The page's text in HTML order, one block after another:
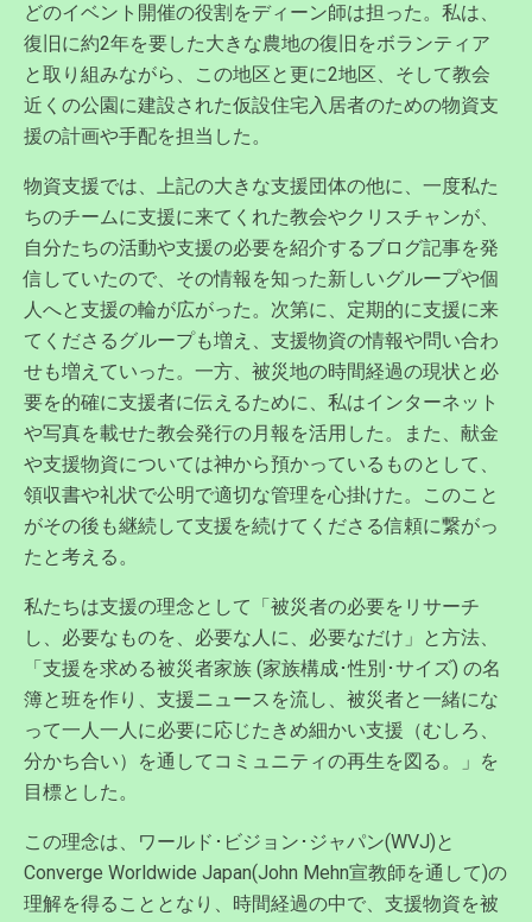
どのイベント開催の役割をディーン師は担った。私は、
復旧に約2年を要した大きな農地の復旧をボランティア
と取り組みながら、この地区と更に2地区、そして教会
近くの公園に建設された仮設住宅入居者のための物資支
援の計画や手配を担当した。
物資支援では、上記の大きな支援団体の他に、一度私た
ちのチームに支援に来てくれた教会やクリスチャンが、
自分たちの活動や支援の必要を紹介するブログ記事を発
信していたので、その情報を知った新しいグループや個
人へと支援の輪が広がった。次第に、定期的に支援に来
てくださるグループも増え、支援物資の情報や問い合わ
せも増えていった。一方、被災地の時間経過の現状と必
要を的確に支援者に伝えるために、私はインターネット
や写真を載せた教会発行の月報を活用した。また、献金
や支援物資については神から預かっているものとして、
領収書や礼状で公明で適切な管理を心掛けた。このこと
がその後も継続して支援を続けてくださる信頼に繋がっ
たと考える。
私たちは支援の理念として「被災者の必要をリサーチ
し、必要なものを、必要な人に、必要なだけ」と方法、
「支援を求める被災者家族 (家族構成･性別･サイズ) の名
簿と班を作り、支援ニュースを流し、被災者と一緒にな
って一人一人に必要に応じたきめ細かい支援（むしろ、
分かち合い）を通してコミュニティの再生を図る。」を
目標とした。
この理念は、ワールド･ビジョン･ジャパン(WVJ)と
Converge Worldwide Japan(John Mehn宣教師を通して)の
理解を得ることとなり、時間経過の中で、支援物資を被